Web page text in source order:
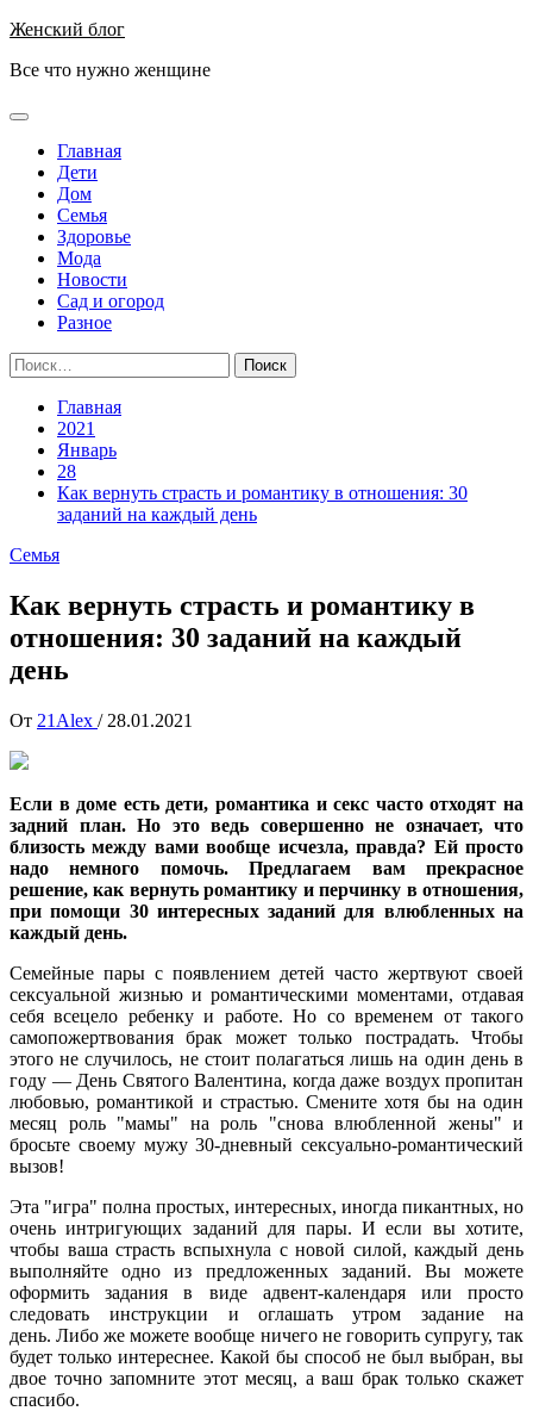
Перейти
содержимому
Женский блог
Все что нужно женщине
Основное
Главная
Дети
Дом
Семья
Здоровье
Мода
Новости
Сад и огород
Разное
Найти:
Главная
2021
Январь
28
Как вернуть страсть и романтику в отношения: 30
заданий на каждый день
Семья
Как вернуть страсть и романтику в
отношения: 30 заданий на каждый
день
От 21Alex / 28.01.2021
Если в доме есть дети, романтика и секс часто отходят на
задний план. Но это ведь совершенно не означает, что
близость между вами вообще исчезла, правда? Ей просто
надо немного помочь. Предлагаем вам прекрасное
решение, как вернуть романтику и перчинку в отношения,
при помощи 30 интересных заданий для влюбленных на
каждый день.
Семейные пары с появлением детей часто жертвуют своей
сексуальной жизнью и романтическими моментами, отдавая
себя всецело ребенку и работе. Но со временем от такого
самопожертвования брак может только пострадать. Чтобы
этого не случилось, не стоит полагаться лишь на один день в
году — День Святого Валентина, когда даже воздух пропитан
любовью, романтикой и страстью. Смените хотя бы на один
месяц роль "мамы" на роль "снова влюбленной жены" и
бросьте своему мужу 30-дневный сексуально-романтический
вызов!
Эта "игра" полна простых, интересных, иногда пикантных, но
очень интригующих заданий для пары. И если вы хотите,
чтобы ваша страсть вспыхнула с новой силой, каждый день
выполняйте одно из предложенных заданий. Вы можете
оформить задания в виде адвент-календаря или просто
следовать инструкции и оглашать утром задание на
день. Либо же можете вообще ничего не говорить супругу, так
будет только интереснее. Какой бы способ не был выбран, вы
двое точно запомните этот месяц, а ваш брак только скажет
спасибо.